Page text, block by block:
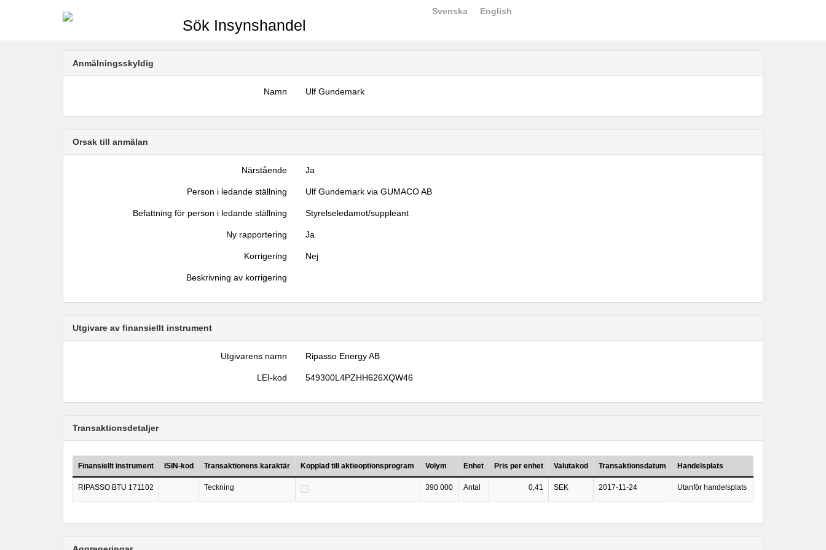
Sök Insynshandel
Svenska English
Anmälningsskyldig
Namn Ulf Gundemark
Orsak till anmälan
Närstående Ja
Person i ledande ställning Ulf Gundemark via GUMACO AB
Befattning för person i ledande ställning Styrelseledamot/suppleant
Ny rapportering Ja
Korrigering Nej
Beskrivning av korrigering
Utgivare av finansiellt instrument
Utgivarens namn Ripasso Energy AB
LEI-kod 549300L4PZHH626XQW46
Transaktionsdetaljer
Finansiellt instrument ISIN-kod Transaktionens karaktär Kopplad till aktieoptionsprogram Volym Enhet Pris per enhet Valutakod Transaktionsdatum Handelsplats
RIPASSO BTU 171102 Teckning 390 000 Antal 0,41 SEK 2017-11-24 Utanför handelsplats